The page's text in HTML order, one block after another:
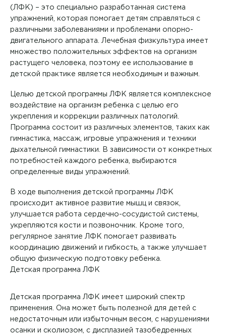
+7 8422 27-05-05
ЗАПИСЬ ОНЛАЙН
(ЛФК) – это специально разработанная система
упражнений, которая помогает детям справляться с
различными заболеваниями и проблемами опорно-
двигательного аппарата. Лечебная физкультура имеет
множество положительных эффектов на организм
растущего человека, поэтому ее использование в
детской практике является необходимым и важным.
Целью детской программы ЛФК является комплексное
воздействие на организм ребенка с целью его
укрепления и коррекции различных патологий.
Программа состоит из различных элементов, таких как
гимнастика, массаж, игровые упражнения и техники
дыхательной гимнастики. В зависимости от конкретных
потребностей каждого ребенка, выбираются
определенные виды упражнений.
В ходе выполнения детской программы ЛФК
происходит активное развитие мышц и связок,
улучшается работа сердечно-сосудистой системы,
укрепляются кости и позвоночник. Кроме того,
регулярное занятие ЛФК помогает развивать
координацию движений и гибкость, а также улучшает
общую физическую подготовку ребенка.
Детская программа ЛФК
Детская программа ЛФК имеет широкий спектр
применения. Она может быть полезной для детей с
недостаточным или избыточным весом, с нарушениями
осанки и сколиозом, с дисплазией тазобедренных